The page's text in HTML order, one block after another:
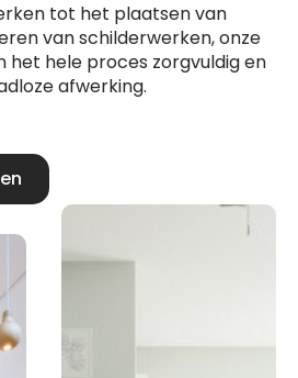
tot het plaatsen van
van schilderwerken, onze
het hele proces zorgvuldig en
afwerking.